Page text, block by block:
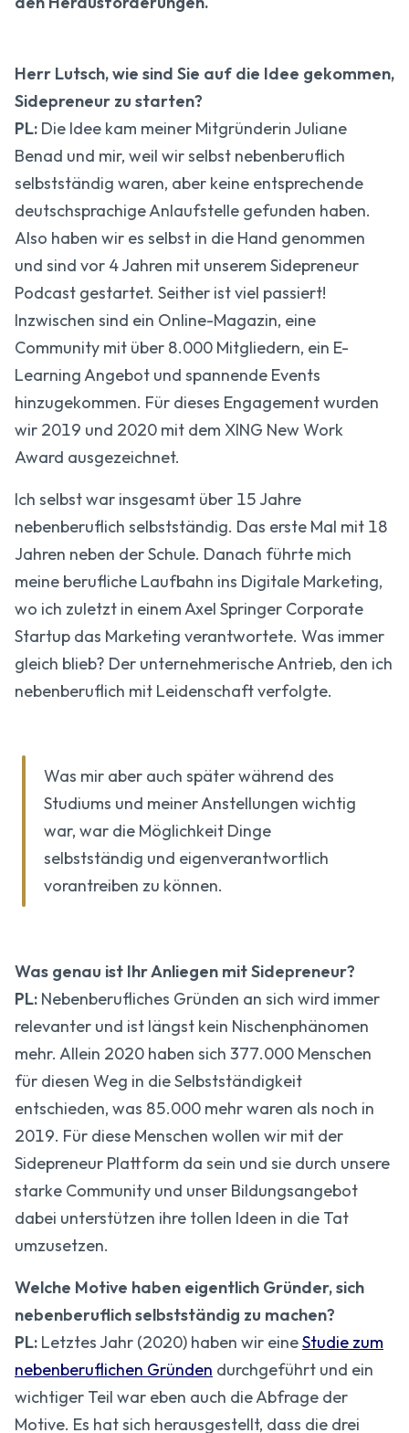
Herr Lutsch, wie sind Sie auf die Idee gekommen,
Sidepreneur zu starten?
PL: Die Idee kam meiner Mitgründerin Juliane
Benad und mir, weil wir selbst nebenberuflich
selbstständig waren, aber keine entsprechende
deutschsprachige Anlaufstelle gefunden haben.
Also haben wir es selbst in die Hand genommen
und sind vor 4 Jahren mit unserem Sidepreneur
Podcast gestartet. Seither ist viel passiert!
Inzwischen sind ein Online-Magazin, eine
Community mit über 8.000 Mitgliedern, ein E-
Learning Angebot und spannende Events
hinzugekommen. Für dieses Engagement wurden
wir 2019 und 2020 mit dem XING New Work
Award ausgezeichnet.
Ich selbst war insgesamt über 15 Jahre
nebenberuflich selbstständig. Das erste Mal mit 18
Jahren neben der Schule. Danach führte mich
meine berufliche Laufbahn ins Digitale Marketing,
wo ich zuletzt in einem Axel Springer Corporate
Startup das Marketing verantwortete. Was immer
gleich blieb? Der unternehmerische Antrieb, den ich
nebenberuflich mit Leidenschaft verfolgte.
Was mir aber auch später während des
Studiums und meiner Anstellungen wichtig
war, war die Möglichkeit Dinge
selbstständig und eigenverantwortlich
vorantreiben zu können.
Was genau ist Ihr Anliegen mit Sidepreneur?
PL: Nebenberufliches Gründen an sich wird immer
relevanter und ist längst kein Nischenphänomen
mehr. Allein 2020 haben sich 377.000 Menschen
für diesen Weg in die Selbstständigkeit
entschieden, was 85.000 mehr waren als noch in
2019. Für diese Menschen wollen wir mit der
Sidepreneur Plattform da sein und sie durch unsere
starke Community und unser Bildungsangebot
dabei unterstützen ihre tollen Ideen in die Tat
umzusetzen.
Welche Motive haben eigentlich Gründer, sich
nebenberuflich selbstständig zu machen?
PL: Letztes Jahr (2020) haben wir eineStudie zum
nebenberuflichen Gründen durchgeführt und ein
wichtiger Teil war eben auch die Abfrage der
Motive. Es hat sich herausgestellt, dass die drei